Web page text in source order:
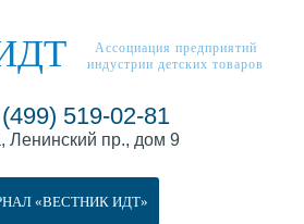
Ассоциация предприятий
индустрии детских товаров
519-02-81
Ленинский пр., дом 9
«ВЕСТНИК ИДТ»